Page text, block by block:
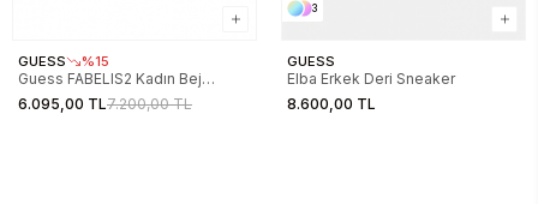
GUESS %15
Guess FABELIS2 Kadın Bej
Sandalet FL6FB2FAL03-BEIBR
6.095,00 TL7.200,00 TL
3
GUESS
Elba Erkek Deri Sneaker
8.600,00 TL